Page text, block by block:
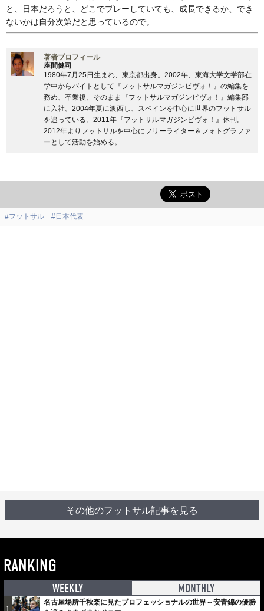
と、日本だろうと、どこでプレーしていても、成長できるか、でき
ないかは自分次第だと思っているので。
著者プロフィール
座間健司
1980年7月25日生まれ、東京都出身。2002年、東海大学文学部在
学中からバイトとして『フットサルマガジンピヴォ！』の編集を
務め、卒業後、そのまま『フットサルマガジンピヴォ！』編集部
に入社。2004年夏に渡西し、スペインを中心に世界のフットサル
を追っている。2011年『フットサルマガジンピヴォ！』休刊。
2012年よりフットサルを中心にフリーライター＆フォトグラファ
ーとして活動を始める。
#フットサル #日本代表
その他のフットサル記事を見る
RANKING
WEEKLY MONTHLY
名古屋場所千秋楽に見たプロフェッショナルの世界～安青錦の優勝